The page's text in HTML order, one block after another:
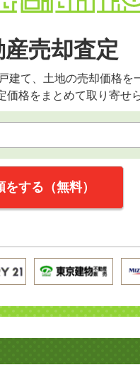
売却査定
て、土地の売却価格を
価格をまとめて取り寄せ
する（無料）